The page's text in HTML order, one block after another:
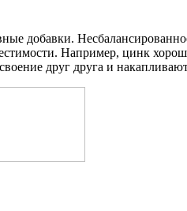
добавки.
Например, цинк
друг друга и